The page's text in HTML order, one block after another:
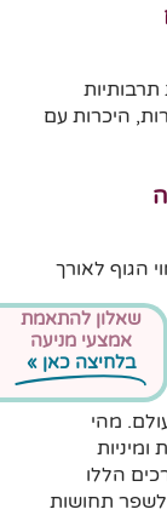
תרבותיות
היכרות עם
הגוף לאורך
מהי
הללו
תחושות
שאלון להתאמת
אמצעי מניעה
בלחיצה כאן »